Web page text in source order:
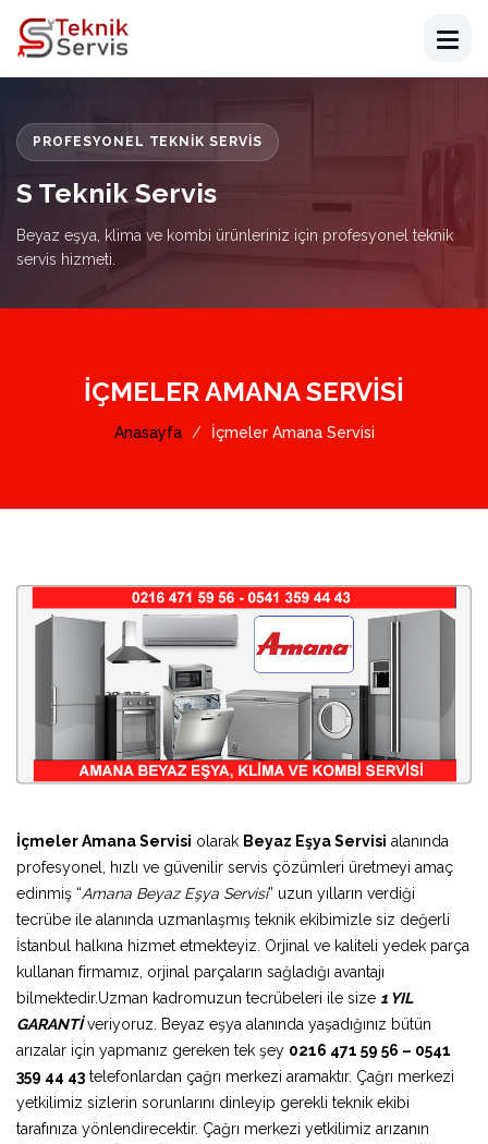
PROFESYONEL TEKNIK SERVIS
S Teknik Servis
Beyaz eşya, klima ve kombi ürünleriniz için profesyonel teknik
servis hizmeti.
İÇMELER AMANA SERVISI
Anasayfa İçmeler Amana Servisi
İçmeler Amana Servisi olarak Beyaz Eşya Servisi alanında
profesyonel, hızlı ve güvenilir servis çözümleri üretmeyi amaç
edinmiş “Amana Beyaz Eşya Servisi” uzun yılların verdiği
tecrübe ile alanında uzmanlaşmış teknik ekibimizle siz değerli
İstanbul halkına hizmet etmekteyiz. Orjinal ve kaliteli yedek parça
kullanan firmamız, orjinal parçaların sağladığı avantajı
bilmektedir.Uzman kadromuzun tecrübeleri ile size 1 YIL
GARANTİveriyoruz. Beyaz eşya alanında yaşadığınız bütün
arızalar için yapmanız gereken tek şey 0216 471 59 56 – 0541
359 44 43 telefonlardan çağrı merkezi aramaktır. Çağrı merkezi
yetkilimiz sizlerin sorunlarını dinleyip gerekli teknik ekibi
tarafınıza yönlendirecektir. Çağrı merkezi yetkilimiz arızanın